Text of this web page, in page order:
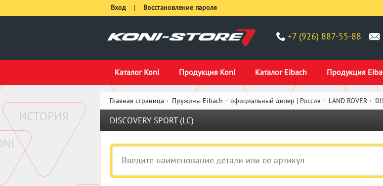
+7 (926) 887-55-88
Каталог Koni Продукция Koni Каталог Eibach Продукция
Вход | Восстановление пароля
Главная страница Пружины Eibach – официальный дилер | Россия LAND ROVER
DISCOVERY SPORT (LC)